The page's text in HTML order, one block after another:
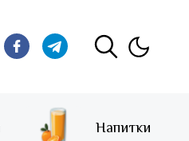
Напитки